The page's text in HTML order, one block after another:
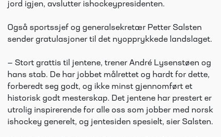
jord igjen, avslutter ishockeypresidenten.
Også sportssjef og generalsekretær Petter Salsten
sender gratulasjoner til det nyopprykkede landslaget.
— Stort grattis til jentene, trener André Lysenstøen og
hans stab. De har jobbet målrettet og hardt for dette,
forberedt seg godt, og ikke minst gjennomført et
historisk godt mesterskap. Det jentene har prestert er
utrolig inspirerende for alle oss som jobber med norsk
ishockey generelt, og jentesiden spesielt, sier Salsten.